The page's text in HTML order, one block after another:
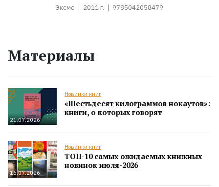
Эксмо 2011 г. 9785042058479
Материалы
21.07.2026
Новинки книг
«Шестьдесят килограммов нокаутов»:
книги, о которых говорят
16.07.2026
Новинки книг
ТОП-10 самых ожидаемых книжных
новинок июля-2026